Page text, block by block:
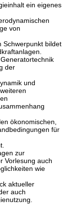
ein eigenes
von
Schwerpunkt bildet
der
und
ökonomischen,
für
zur
Vorlesung auch
wie
aktueller
auch